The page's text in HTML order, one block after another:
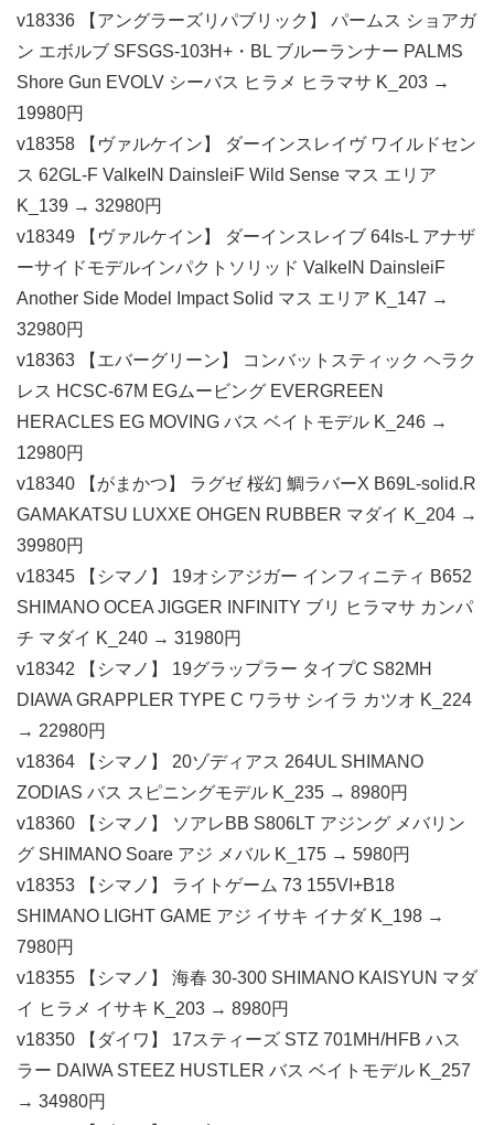
v18336 【アングラーズリパブリック】 パームス ショアガ
ン エボルブ SFSGS-103H+・BL ブルーランナー PALMS
Shore Gun EVOLV シーバス ヒラメ ヒラマサ K_203 →
19980円
v18358 【ヴァルケイン】 ダーインスレイヴ ワイルドセン
ス 62GL-F ValkeIN DainsleiF Wild Sense マス エリア
K_139 → 32980円
v18349 【ヴァルケイン】 ダーインスレイブ 64Is-L アナザ
ーサイドモデルインパクトソリッド ValkeIN DainsleiF
Another Side Model Impact Solid マス エリア K_147 →
32980円
v18363 【エバーグリーン】 コンバットスティック ヘラク
レス HCSC-67M EGムービング EVERGREEN
HERACLES EG MOVING バス ベイトモデル K_246 →
12980円
v18340 【がまかつ】 ラグゼ 桜幻 鯛ラバーX B69L-solid.R
GAMAKATSU LUXXE OHGEN RUBBER マダイ K_204 →
39980円
v18345 【シマノ】 19オシアジガー インフィニティ B652
SHIMANO OCEA JIGGER INFINITY ブリ ヒラマサ カンパ
チ マダイ K_240 → 31980円
v18342 【シマノ】 19グラップラー タイプC S82MH
DIAWA GRAPPLER TYPE C ワラサ シイラ カツオ K_224
→ 22980円
v18364 【シマノ】 20ゾディアス 264UL SHIMANO
ZODIAS バス スピニングモデル K_235 → 8980円
v18360 【シマノ】 ソアレBB S806LT アジング メバリン
グ SHIMANO Soare アジ メバル K_175 → 5980円
v18353 【シマノ】 ライトゲーム 73 155VI+B18
SHIMANO LIGHT GAME アジ イサキ イナダ K_198 →
7980円
v18355 【シマノ】 海春 30-300 SHIMANO KAISYUN マダ
イ ヒラメ イサキ K_203 → 8980円
v18350 【ダイワ】 17スティーズ STZ 701MH/HFB ハス
ラー DAIWA STEEZ HUSTLER バス ベイトモデル K_257
→ 34980円